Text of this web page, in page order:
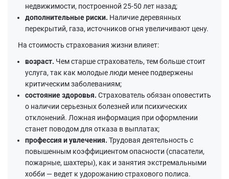
недвижимости, построенной 25-50 лет назад;
дополнительные риски. Наличие деревянных
перекрытий, газа, источников огня увеличивают цену.
На стоимость страхования жизни влияет:
возраст. Чем старше страхователь, тем больше стоит
услуга, так как молодые люди менее подвержены
критическим заболеваниям;
состояние здоровья. Страхователь обязан оповестить
о наличии серьезных болезней или психических
отклонений. Ложная информация при оформлении
станет поводом для отказа в выплатах;
профессия и увлечения. Трудовая деятельность с
повышенным коэффициентом опасности (спасатели,
пожарные, шахтеры), как и занятия экстремальными
хобби — ведет к удорожанию страхового полиса.